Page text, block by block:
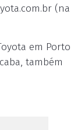
(na
em Porto
também